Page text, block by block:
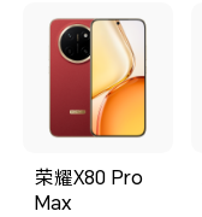
荣耀X80 Pro
Max